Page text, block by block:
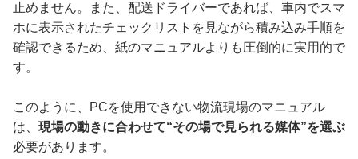
止めません。また、配送ドライバーであれば、車内でスマ
ホに表示されたチェックリストを見ながら積み込み手順を
確認できるため、紙のマニュアルよりも圧倒的に実用的で
す。
このように、PCを使用できない物流現場のマニュアル
は、 現場の動きに合わせて“その場で見られる媒体”を選ぶ
必要があります。